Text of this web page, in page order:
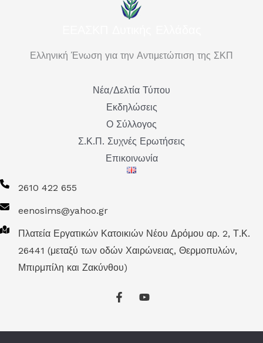
Ελληνική Ένωση για την Αντιμετώπιση της ΣΚΠ
Νέα/Δελτία Τύπου
Εκδηλώσεις
Ο Σύλλογος
Σ.Κ.Π. Συχνές Ερωτήσεις
Επικοινωνία
2610 422 655
eenosims@yahoo.gr
Πλατεία Εργατικών Κατοικιών Νέου Δρόμου αρ. 2, Τ.Κ.
26441 (μεταξύ των οδών Χαιρώνειας, Θερμοπυλών,
Μπιρμπίλη και Ζακύνθου)